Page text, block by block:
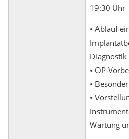
19:30 Uhr
• Ablauf
• OP-
•
•
Wartung